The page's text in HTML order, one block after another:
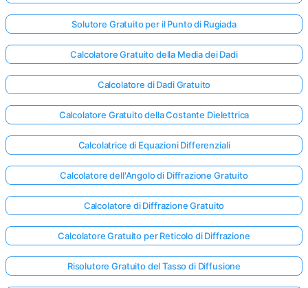
Accedi
qui!
Solutore Gratuito per il Punto di Rugiada
Calcolatore Gratuito della Media dei Dadi
Calcolatore di Dadi Gratuito
Calcolatore Gratuito della Costante Dielettrica
Calcolatrice di Equazioni Differenziali
Calcolatore dell'Angolo di Diffrazione Gratuito
Calcolatore di Diffrazione Gratuito
Calcolatore Gratuito per Reticolo di Diffrazione
Risolutore Gratuito del Tasso di Diffusione